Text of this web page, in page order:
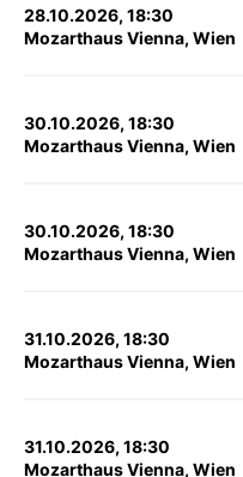
28.10.2026, 18:30
Mozarthaus Vienna, Wien
30.10.2026, 18:30
Mozarthaus Vienna, Wien
30.10.2026, 18:30
Mozarthaus Vienna, Wien
31.10.2026, 18:30
Mozarthaus Vienna, Wien
31.10.2026, 18:30
Mozarthaus Vienna, Wien